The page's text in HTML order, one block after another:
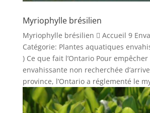
Myriophylle brésilien
Myriophylle brésilien  Accueil 9
Catégorie: Plantes aquatiques
) Ce que fait l’Ontario Pour
envahissante non recherchée
province, l’Ontario a réglementé le